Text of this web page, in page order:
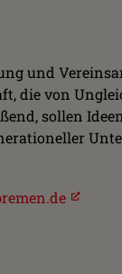
und
die von
sollen